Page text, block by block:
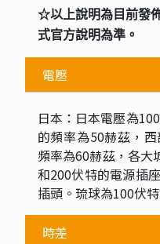
☆以上說明為目前發
式官方說明為準。
電壓
日本：日本電壓為
的頻率為50赫茲，
頻率為60赫茲，各大
和200伏特的電源插
插頭。琉球為100伏
時差